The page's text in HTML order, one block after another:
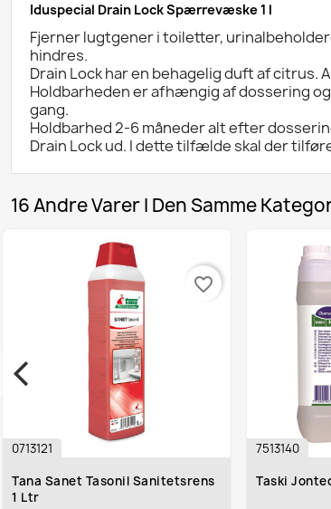
Iduspecial Drain Lock Spærrevæske 1 l
Fjerner lugtgener i toiletter,
hindres.
Drain Lock har en behagelig duft af
Holdbarheden er afhængig af dossering
gang.
Holdbarhed 2-6 måneder alt efter
Drain Lock ud. I dette tilfælde skal der
16 Andre Varer I Den Samme
Tasonil Sanitetsrens
favorite_border
Taski Jontec Tensol